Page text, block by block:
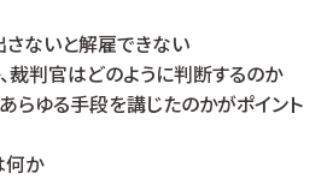
さないと解雇できない
裁判官はどのように判断するのか
らゆる手段を講じたのかがポイント
何か